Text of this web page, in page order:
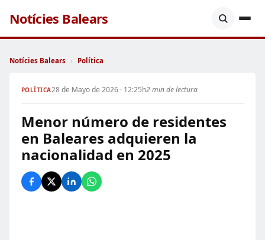
Notícies Balears
Notícies Balears › Política
POLÍTICA28 de Mayo de 2026 · 12:25h2 min de lectura
Menor número de residentes
en Baleares adquieren la
nacionalidad en 2025